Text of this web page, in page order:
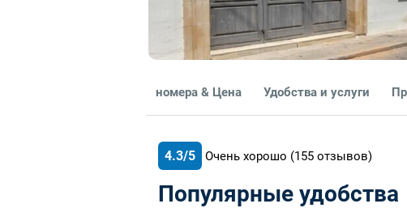
номера & Цена Удобства и услуги
4.3/5 Очень хорошо (155 отзывов)
Популярные удобства